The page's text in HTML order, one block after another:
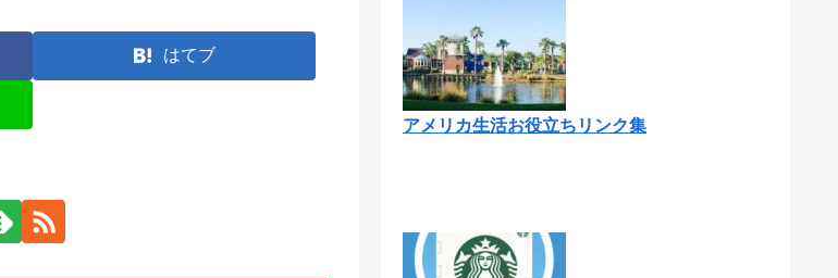
はてブ
アメリカ生活お役立ちリンク集